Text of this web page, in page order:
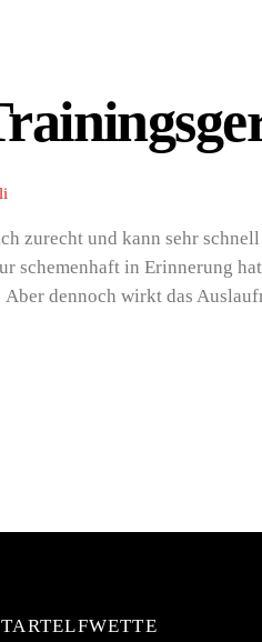
zurecht und kann sehr
schemenhaft in Erinnerung
dennoch wirkt das